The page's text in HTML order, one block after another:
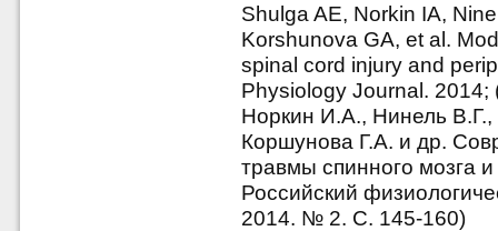
Shulga AE, Norkin IA,
Korshunova GA, et al.
spinal cord injury and
Physiology Journal.
Норкин И.А., Нинель
Коршунова Г.А. и др.
травмы спинного мозга
Российский
2014. № 2. С. 145-160)